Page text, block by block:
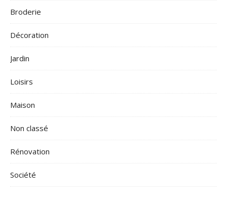
Broderie
Décoration
Jardin
Loisirs
Maison
Non classé
Rénovation
Société